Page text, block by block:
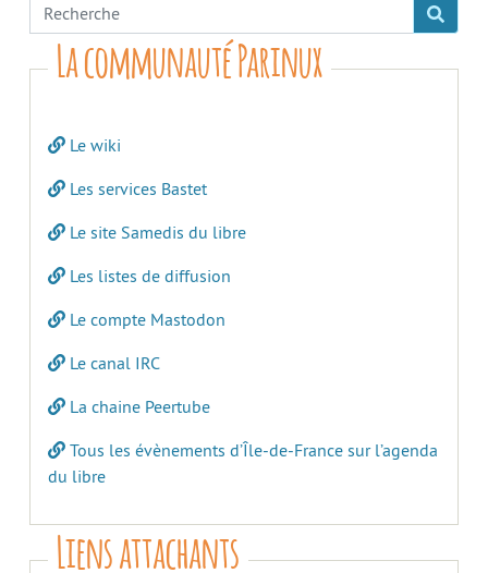
La communauté Parinux
Le wiki
Les services Bastet
Le site Samedis du libre
Les listes de diffusion
Le compte Mastodon
Le canal IRC
La chaine Peertube
Tous les évènements d’Île-de-France sur l’agenda
du libre
Liens attachants